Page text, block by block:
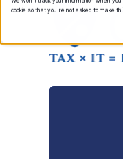
cookie so that you're not asked to make